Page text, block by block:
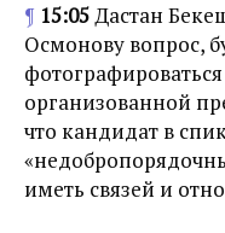
¶ 15:05Дастан
Осмонову вопрос,
организованной
что кандидат в
иметь связей и